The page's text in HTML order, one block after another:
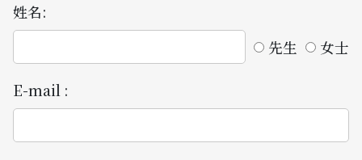
姓名:
先生
女士
E-mail :